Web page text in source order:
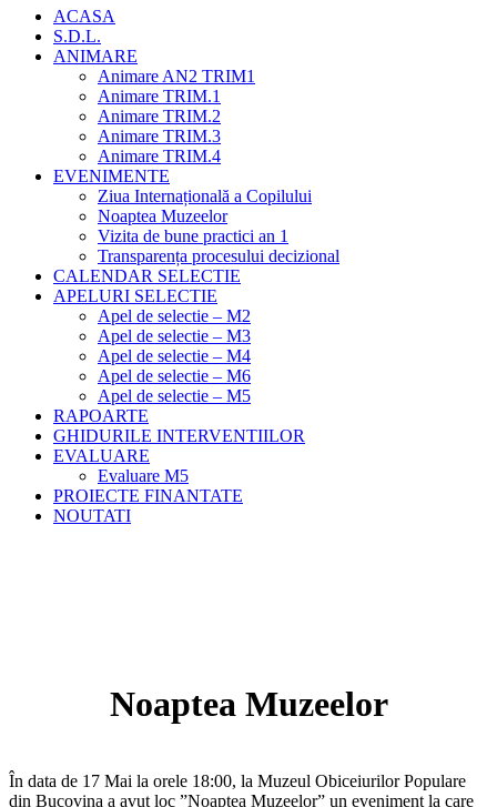
ACASA
S.D.L.
ANIMARE
Animare AN2 TRIM1
Animare TRIM.1
Animare TRIM.2
Animare TRIM.3
Animare TRIM.4
EVENIMENTE
Ziua Internațională a Copilului
Noaptea Muzeelor
Vizita de bune practici an 1
Transparența procesului decizional
CALENDAR SELECTIE
APELURI SELECTIE
Apel de selectie – M2
Apel de selectie – M3
Apel de selectie – M4
Apel de selectie – M6
Apel de selectie – M5
RAPOARTE
GHIDURILE INTERVENTIILOR
EVALUARE
Evaluare M5
PROIECTE FINANTATE
NOUTATI
Noaptea Muzeelor
În data de 17 Mai la orele 18:00, la Muzeul Obiceiurilor Populare
din Bucovina a avut loc ”Noaptea Muzeelor” un eveniment la care